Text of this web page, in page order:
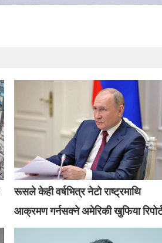
रूसले केही वर्षभित्र नेटो राष्ट्रमाथि
आक्रमण गर्नसक्ने अमेरिकी खुफिया